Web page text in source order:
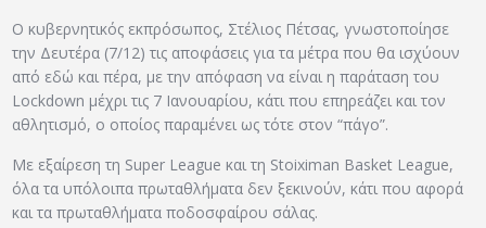
Ο κυβερνητικός εκπρόσωπος, Στέλιος Πέτσας, γνωστοποίησε
την Δευτέρα (7/12) τις αποφάσεις για τα μέτρα που θα ισχύουν
από εδώ και πέρα, με την απόφαση να είναι η παράταση του
Lockdown μέχρι τις 7 Ιανουαρίου, κάτι που επηρεάζει και τον
αθλητισμό, ο οποίος παραμένει ως τότε στον “πάγο”.
Με εξαίρεση τη Super League και τη Stoiximan Basket League,
όλα τα υπόλοιπα πρωταθλήματα δεν ξεκινούν, κάτι που αφορά
και τα πρωταθλήματα ποδοσφαίρου σάλας.